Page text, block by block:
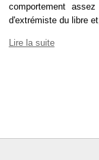
comportement
d'extrémiste du libre
Lire la suite